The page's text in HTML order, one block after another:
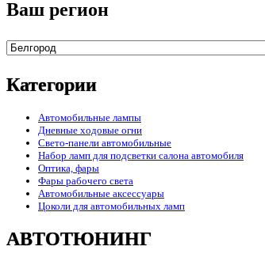
Ваш регион
Категории
Автомобильные лампы
Дневные ходовые огни
Свето-панели автомобильные
Набор ламп для подсветки салона автомобиля
Оптика, фары
Фары рабочего света
Автомобильные аксессуары
Цоколи для автомобильных ламп
АВТОТЮНИНГ